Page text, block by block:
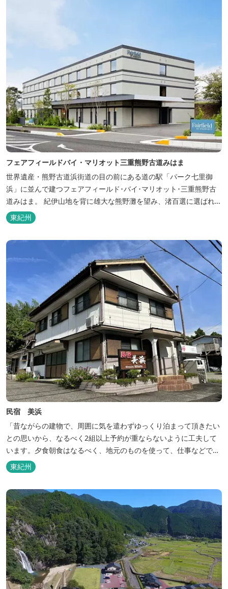
フェアフィールドバイ・マリオット三重熊野古道みはま
世界遺産・熊野古道浜街道の目の前にある道の駅「パーク七里御
浜」に並んで建つフェアフィールド･バイ･マリオット･三重熊野古
道みはま。 紀伊山地を背に雄大な熊野灘を望み、渚百選に選ばれた
七里御浜海岸などの美しい自然が広がります。一年を通して暖かで
過ごしやすく、季節を通じて穫れる数々の品種のみかんをはじめ、
巡る旅の拠点として、当...
東紀州
民宿 美浜
「昔ながらの建物で、周囲に気を遣わずゆっくり泊まって頂きたい
との思いから、なるべく2組以上予約が重ならないように工夫して
います。夕食朝食はなるべく、地元のものを使って、仕事などで連
泊の方には日替わりでご用意します。」オーナー様談。もし重なっ
た場合は、ごめんなさい。
東紀州